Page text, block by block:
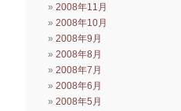
2008年11月
2008年10月
2008年9月
2008年8月
2008年7月
2008年6月
2008年5月